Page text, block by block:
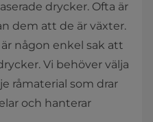
drycker. Ofta är
dem att de är växter.
någon enkel sak att
Vi behöver välja
råmaterial som drar
och hanterar